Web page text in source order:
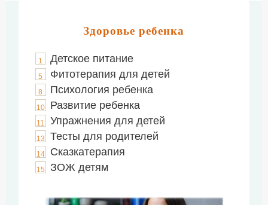
Здоровье ребенка
1 Детское питание
5 Фитотерапия для детей
8 Психология ребенка
10 Развитие ребенка
11 Упражнения для детей
13 Тесты для родителей
14 Сказкатерапия
15 ЗОЖ детям